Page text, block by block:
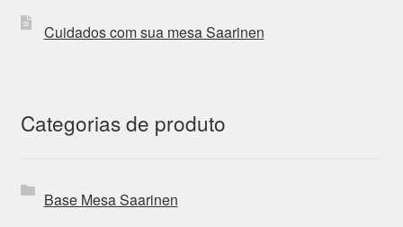
Cuidados com sua mesa Saarinen
Categorias de produto
Base Mesa Saarinen